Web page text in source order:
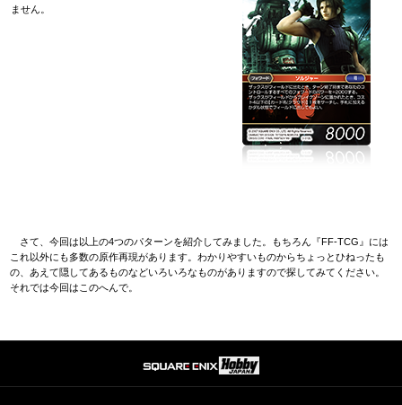
ません。
さて、今回は以上の4つのパターンを紹介してみました。もちろん『FF-TCG』には
これ以外にも多数の原作再現があります。わかりやすいものからちょっとひねったも
の、あえて隠してあるものなどいろいろなものがありますので探してみてください。
それでは今回はこのへんで。